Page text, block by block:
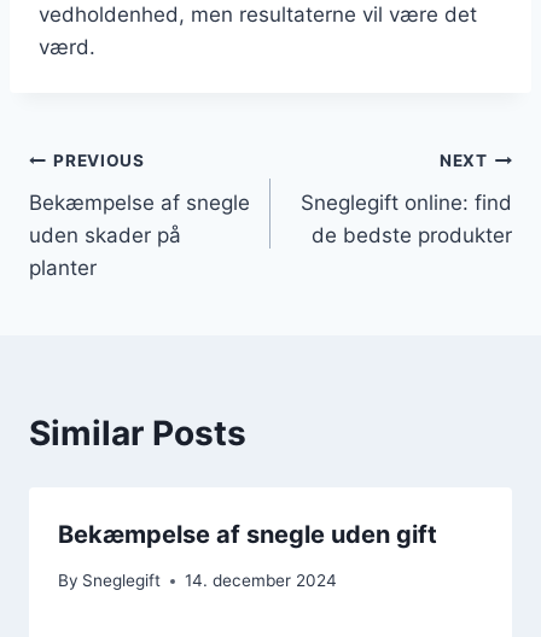
vedholdenhed, men resultaterne vil være det
værd.
Indlægsnavigation
PREVIOUS
Bekæmpelse af snegle
uden skader på
planter
NEXT
Sneglegift online: find
de bedste produkter
Similar Posts
Bekæmpelse af snegle uden gift
By Sneglegift 14. december 2024